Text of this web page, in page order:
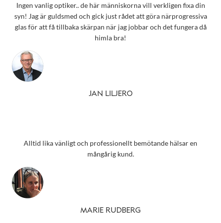
Ingen vanlig optiker.. de här människorna vill verkligen fixa din
syn! Jag är guldsmed och gick just rådet att göra närprogressiva
glas för att få tillbaka skärpan när jag jobbar och det fungera då
himla bra!
JAN LILJERO
Alltid lika vänligt och professionellt bemötande hälsar en
mångårig kund.
MARIE RUDBERG